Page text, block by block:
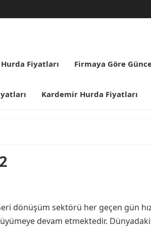
Fiyatları Firmaya Göre
Kardemir Hurda Fiyatları
dönüşüm sektörü her geçen gün
devam etmektedir.